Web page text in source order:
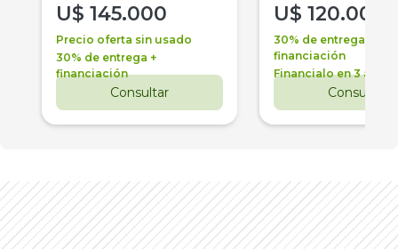
U$ 145.000
Precio oferta sin usado
30% de entrega +
financiación
Consultar
U$ 120.000
30% de entrega +
financiación
Financialo en 3 años
Consultar